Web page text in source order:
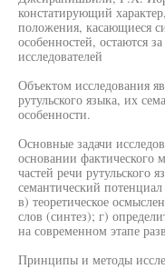
констатирующий
положения, касающиеся
особенностей, остаются
исследователей
Объектом исследования
рутульского языка, их
особенности.
Основные задачи
основании фактического
частей речи рутульского
семантический
в) теоретическое
слов (синтез); г)
на современном этапе
Принципы и методы